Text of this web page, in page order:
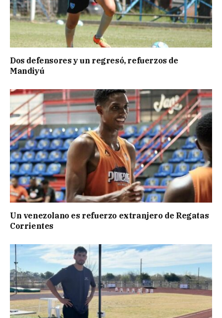
Dos defensores y un regresó, refuerzos de
Mandiyú
Un venezolano es refuerzo extranjero de Regatas
Corrientes